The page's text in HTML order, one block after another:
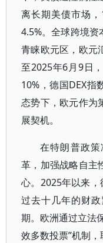
离长期美债市场
4.5%。全球跨境
青睐欧元区，欧元
至2025年6月9日
10%，德国DEX指
态势下，欧元作为
展契机。
在特朗普政
革，加强战略自主
心。2025年以来，
过去十几年的财
期。欧洲通过立法
效多数投票”机制